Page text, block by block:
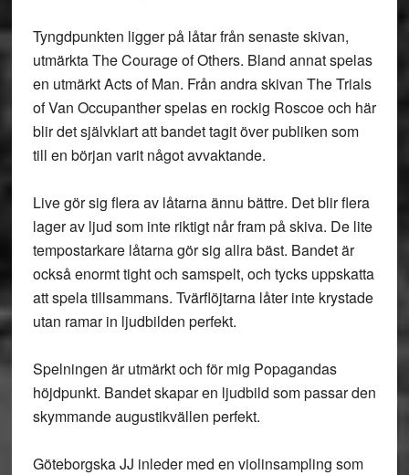
Tyngdpunkten ligger på låtar från senaste skivan,
utmärkta The Courage of Others. Bland annat spelas
en utmärkt Acts of Man. Från andra skivan The Trials
of Van Occupanther spelas en rockig Roscoe och här
blir det självklart att bandet tagit över publiken som
till en början varit något avvaktande.
Live gör sig flera av låtarna ännu bättre. Det blir flera
lager av ljud som inte riktigt når fram på skiva. De lite
tempostarkare låtarna gör sig allra bäst. Bandet är
också enormt tight och samspelt, och tycks uppskatta
att spela tillsammans. Tvärflöjtarna låter inte krystade
utan ramar in ljudbilden perfekt.
Spelningen är utmärkt och för mig Popagandas
höjdpunkt. Bandet skapar en ljudbild som passar den
skymmande augustikvällen perfekt.
GöteborgskaJJ inleder med en violinsampling som